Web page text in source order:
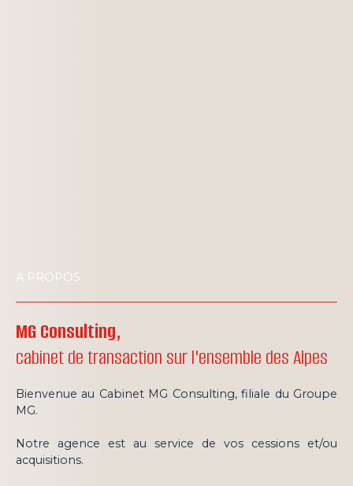
À PROPOS
MG Consulting,
cabinet de transaction sur l'ensemble des Alpes
Bienvenue au Cabinet MG Consulting, filiale du Groupe
MG.
Notre agence est au service de vos cessions et/ou
acquisitions.